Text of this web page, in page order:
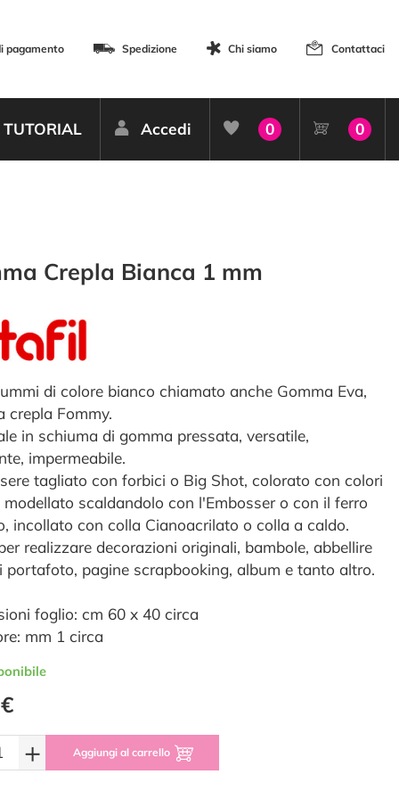
pagamento Spedizione Chi siamo Contattaci
TUTORIAL Accedi 0 0
Crepla Bianca 1 mm
di colore bianco chiamato anche Gomma Eva,
crepla Fommy.
in schiuma di gomma pressata, versatile,
impermeabile.
tagliato con forbici o Big Shot, colorato con colori
modellato scaldandolo con l'Embosser o con il ferro
incollato con colla Cianoacrilato o colla a caldo.
realizzare decorazioni originali, bambole, abbellire
portafoto, pagine scrapbooking, album e tanto altro.
foglio: cm 60 x 40 circa
mm 1 circa
+ Aggiungi al carrello